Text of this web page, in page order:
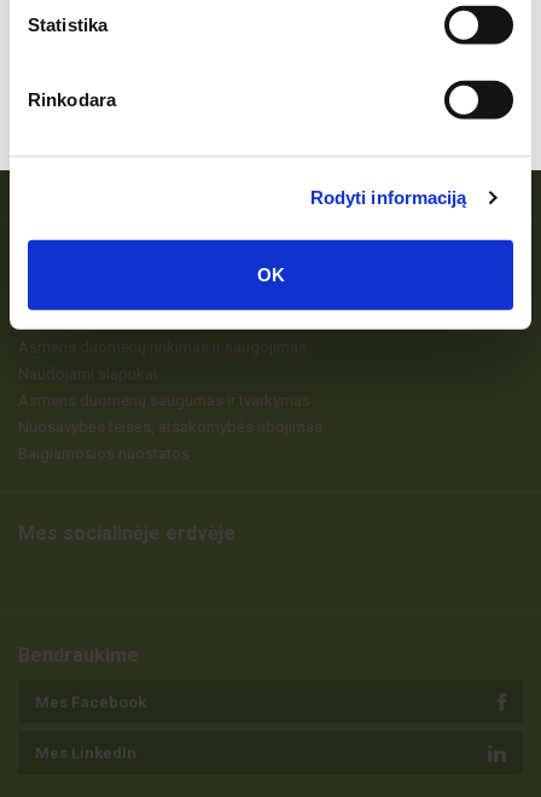
Statistika
Rinkodara
Rodyti informaciją
OK
Licencijos
Grūda
Asmens duomenų rinkimas ir saugojimas
Naudojami slapukai
Asmens duomenų saugumas ir tvarkymas
Nuosavybės teisės, atsakomybės ribojimas
Baigiamosios nuostatos
Mes socialinėje erdvėje
Bendraukime
Mes Facebook
Mes LinkedIn
Užsakyti